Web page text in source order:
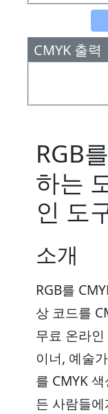
CMYK 출력
RGB
하는
인 도
소개
RGB를
상 코드를
무료 온라
이너, 예술
를 CMYK
든 사람들